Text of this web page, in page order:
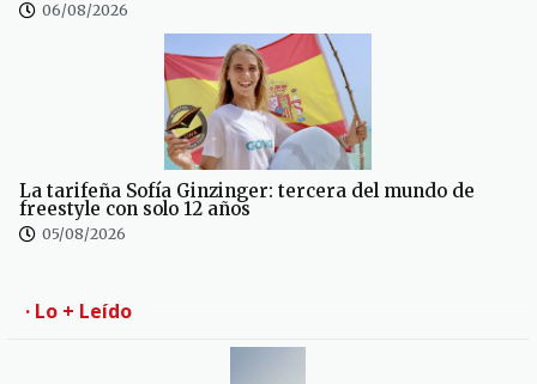
06/08/2026
La tarifeña Sofía Ginzinger: tercera del mundo de
freestyle con solo 12 años
05/08/2026
· Lo + Leído